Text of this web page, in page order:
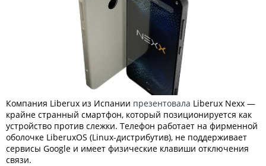
Компания Liberux из Испании презентовала Liberux Nexx —
крайне странный смартфон, который позиционируется как
устройство против слежки. Телефон работает на фирменной
оболочке LiberuxOS (Linux-дистрибутив), не поддерживает
сервисы Google и имеет физические клавиши отключения
связи.